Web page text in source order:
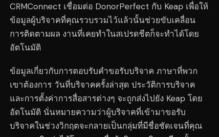
CRMConnect เชื่อมต่อ DonorPerfect กับ Keap เพื่อให้
ข้อมูลผู้บริจาคที่คุณรวบรวมไว้แล้วนั้นช่วยขับเคลื่อน
การติดตามผล งานที่เคยทำในสเปรดชีตก็จะทำได้โดย
อัตโนมัติ
ข้อมูลเกี่ยวกับการตอบรับคำขอรับบริจาค ภาษาที่พวก
เขาต้องการ วันที่บริจาคครั้งล่าสุด ประวัติการบริจาค
และการตั้งค่าการสื่อสารต่างๆ จะถูกส่งไปยัง Keap โดย
อัตโนมัติ นั่นหมายความว่าผู้บริจาคที่เข้ามาขอรับ
บริจาคในช่วงวิกฤตจะกลายเป็นกลุ่มที่มีชื่อชัดเจนที่คุณ